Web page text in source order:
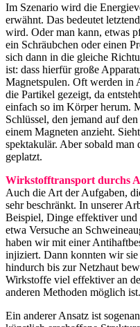
Im Szenario wird die
erwähnt. Das bedeutet
wird. Oder man kann, etwas
ein Schräubchen oder einen
sich dann in die gleiche
ist: dass hierfür große
Magnetspulen. Oft werden in
die Partikel gezeigt, da
einfach so im Körper herum.
Schlüssel, den jemand auf
einem Magneten anzieht.
spektakulär. Aber sobald
geplatzt.
Wirkstofftransport durchs
Auch die Art der Aufgaben,
sehr beschränkt. In unserer
Beispiel, Dinge effektiver und
etwa Versuche an
haben wir mit einer
injiziert. Dann konnten wir
hindurch bis zur Netzhaut
Wirkstoffe viel effektiver an
anderen Methoden möglich ist.
Ein anderer Ansatz ist